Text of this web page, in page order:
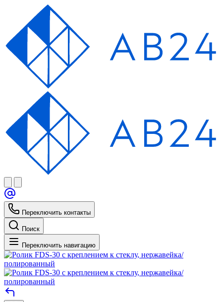
Переключить контакты
Поиск
Переключить навигацию